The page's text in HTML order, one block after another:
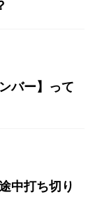
バー】って
中打ち切り